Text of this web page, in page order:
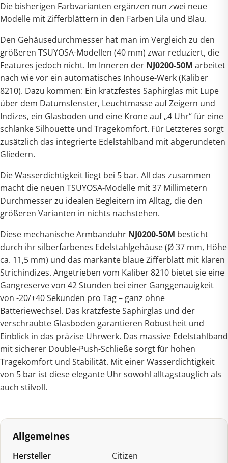
Die bisherigen Farbvarianten ergänzen nun zwei neue
Modelle mit Zifferblättern in den Farben Lila und Blau.
Den Gehäusedurchmesser hat man im Vergleich zu den
größeren TSUYOSA-Modellen (40 mm) zwar reduziert, die
Features jedoch nicht. Im Inneren der NJ0200-50M arbeitet
nach wie vor ein automatisches Inhouse-Werk (Kaliber
8210). Dazu kommen: Ein kratzfestes Saphirglas mit Lupe
über dem Datumsfenster, Leuchtmasse auf Zeigern und
Indizes, ein Glasboden und eine Krone auf „4 Uhr“ für eine
schlanke Silhouette und Tragekomfort. Für Letzteres sorgt
zusätzlich das integrierte Edelstahlband mit abgerundeten
Gliedern.
Die Wasserdichtigkeit liegt bei 5 bar. All das zusammen
macht die neuen TSUYOSA-Modelle mit 37 Millimetern
Durchmesser zu idealen Begleitern im Alltag, die den
größeren Varianten in nichts nachstehen.
Diese mechanische Armbanduhr NJ0200-50M besticht
durch ihr silberfarbenes Edelstahlgehäuse (Ø 37 mm, Höhe
ca. 11,5 mm) und das markante blaue Zifferblatt mit klaren
Strichindizes. Angetrieben vom Kaliber 8210 bietet sie eine
Gangreserve von 42 Stunden bei einer Ganggenauigkeit
von -20/+40 Sekunden pro Tag – ganz ohne
Batteriewechsel. Das kratzfeste Saphirglas und der
verschraubte Glasboden garantieren Robustheit und
Einblick in das präzise Uhrwerk. Das massive Edelstahlband
mit sicherer Double-Push-Schließe sorgt für hohen
Tragekomfort und Stabilität. Mit einer Wasserdichtigkeit
von 5 bar ist diese elegante Uhr sowohl alltagstauglich als
auch stilvoll.
Allgemeines
Hersteller Citizen